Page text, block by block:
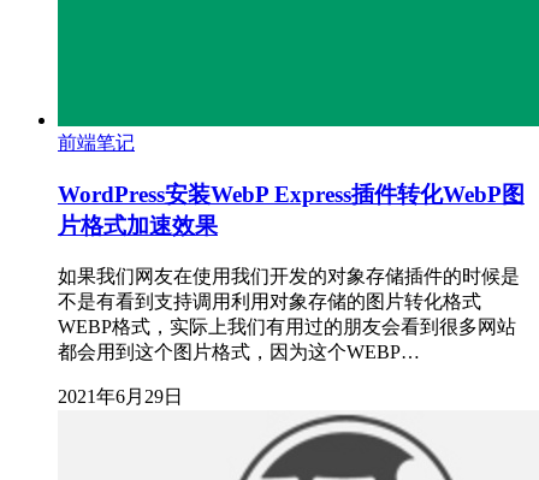
前端笔记
WordPress安装WebP Express插件转化WebP图
片格式加速效果
如果我们网友在使用我们开发的对象存储插件的时候是
不是有看到支持调用利用对象存储的图片转化格式
WEBP格式，实际上我们有用过的朋友会看到很多网站
都会用到这个图片格式，因为这个WEBP…
2021年6月29日